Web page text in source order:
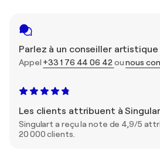
Parlez à un conseiller artistique
Appel +33 1 76 44 06 42 ounous
Les clients attribuent à
Singulart a reçu la note de 4,9/5
20 000 clients.